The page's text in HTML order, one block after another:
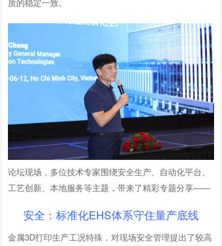
论坛现场，多位技术专家围绕安全生产、 自动化平台、
工艺创新、本地服务等主题，带来了精彩专题分享——
安全：标准化EHS体系守住量产底线
金属3D打印生产工况特殊，对现场安全管理提出了较高